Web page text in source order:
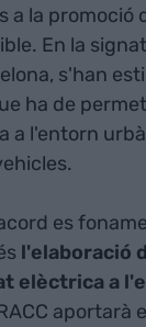
a la promoció
En la
s'han
ha de
a l'entorn
es
l'elaboració
elèctrica a
aportarà